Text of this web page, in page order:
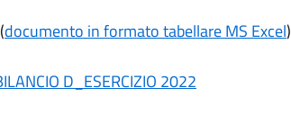
(documento in formato tabellare MS Excel)
D_ESERCIZIO 2022